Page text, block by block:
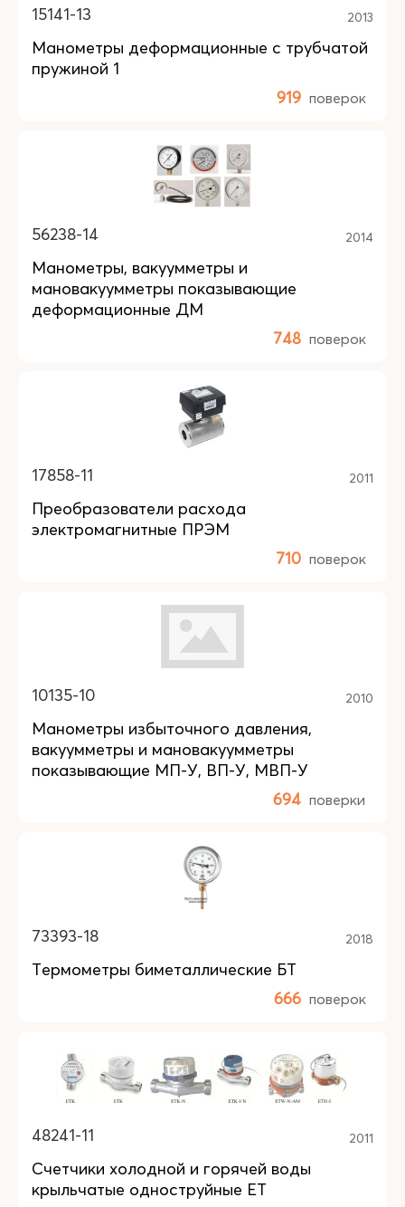
15141-13 2013
Манометры деформационные с трубчатой
пружиной 1
919 поверок
56238-14 2014
Манометры, вакуумметры и
мановакуумметры показывающие
деформационные ДМ
748 поверок
17858-11 2011
Преобразователи расхода
электромагнитные ПРЭМ
710 поверок
10135-10 2010
Манометры избыточного давления,
вакуумметры и мановакуумметры
показывающие МП-У, ВП-У, МВП-У
694 поверки
73393-18 2018
Термометры биметаллические БТ
666 поверок
48241-11 2011
Счетчики холодной и горячей воды
крыльчатые одноструйные ET